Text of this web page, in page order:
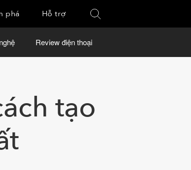
phá Hỗ trợ
Review điện thoại
tạo